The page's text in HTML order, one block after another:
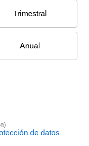
Trimestral
Anual
de datos